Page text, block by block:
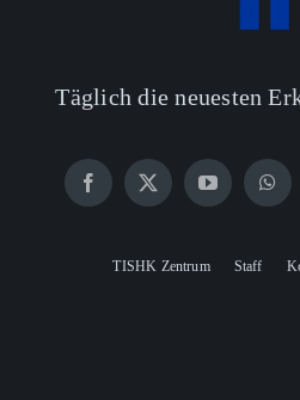
Täglich die neuesten
TISHK Zentrum Staff